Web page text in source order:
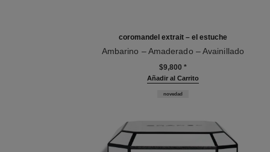
coromandel extrait – el estuche
Ambarino – Amaderado – Avainillado
$9,800 *
Añadir al Carrito
novedad